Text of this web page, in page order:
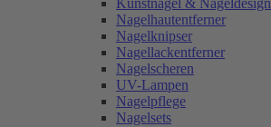
Kunstnägel & Nageldesign
Nagelhautentferner
Nagelknipser
Nagellackentferner
Nagelscheren
UV-Lampen
Nagelpflege
Nagelsets